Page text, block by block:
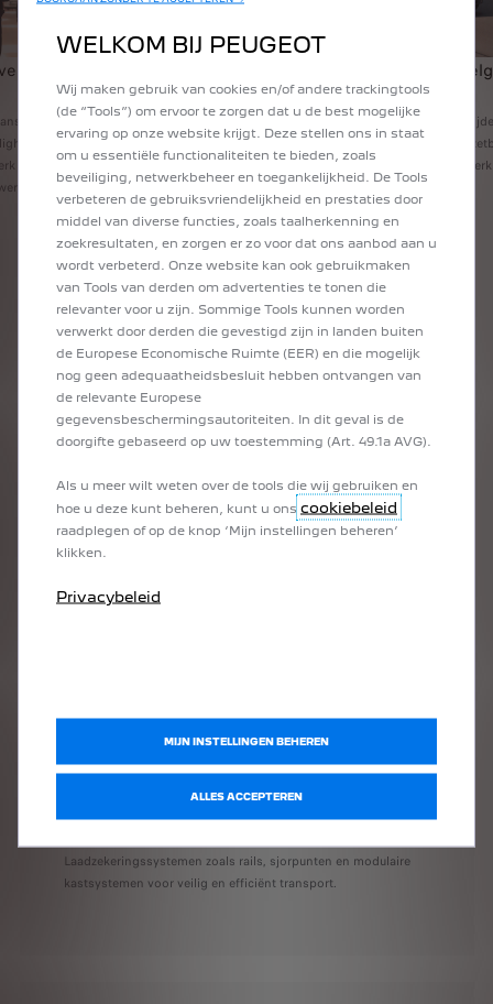
waarop je kunt
voldoen aan strenge
Dankzij een
van meer dan 400 gecertificeerde
snel beschikbaar.
Bedrijfscontinuïteit door
oplossingen
CustomFit‑voertuigen verkorten
verhogen productiviteit. Met direct
oplossingen die aansluiten op jouw
blijf je gefocust op je business.
Personalisatie
CustomFit geeft je de vrijheid om voertuigen volledig af te
stemmen op jouw werkzaamheden én merkidentiteit.
Bescherm & versterk
onderhoudsvriendelijke afwerkingen.
Beveilig & organiseer
Laadzekeringssystemen zoals rails, sjorpunten en modulaire
kastsystemen voor veilig en efficiënt transport.
WELKOM BIJ PEUGEOT
Wij maken gebruik van cookies en/of andere trackingtools
(de “Tools”) om ervoor te zorgen dat u de best mogelijke
ervaring op onze website krijgt. Deze stellen ons in staat
om u essentiële functionaliteiten te bieden, zoals
beveiliging, netwerkbeheer en toegankelijkheid. De Tools
verbeteren de gebruiksvriendelijkheid en prestaties door
middel van diverse functies, zoals taalherkenning en
zoekresultaten, en zorgen er zo voor dat ons aanbod aan u
wordt verbeterd. Onze website kan ook gebruikmaken
van Tools van derden om advertenties te tonen die
relevanter voor u zijn. Sommige Tools kunnen worden
verwerkt door derden die gevestigd zijn in landen buiten
de Europese Economische Ruimte (EER) en die mogelijk
nog geen adequaatheidsbesluit hebben ontvangen van
de relevante Europese
gegevensbeschermingsautoriteiten. In dit geval is de
doorgifte gebaseerd op uw toestemming (Art. 49.1a AVG).
Als u meer wilt weten over de tools die wij gebruiken en
hoe u deze kunt beheren, kunt u ons cookiebeleid
raadplegen of op de knop ‘Mijn instellingen beheren’
klikken.
Privacybeleid
MIJN INSTELLINGEN BEHEREN
ALLES ACCEPTEREN